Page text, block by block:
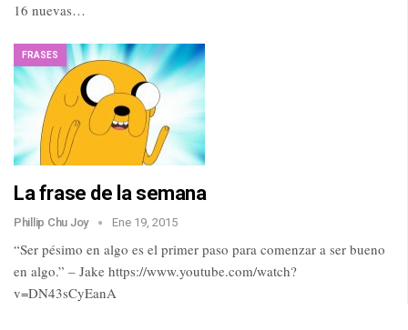
16 nuevas…
FRASES
La frase de la semana
Phillip Chu Joy Ene 19, 2015
“Ser pésimo en algo es el primer paso para comenzar a ser bueno
en algo.” – Jake https://www.youtube.com/watch?
v=DN43sCyEanA